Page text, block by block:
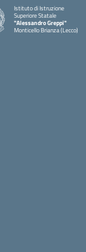
Istituto di Istruzione
Superiore Statale
"Alessandro Greppi"
Monticello Brianza (Lecco)